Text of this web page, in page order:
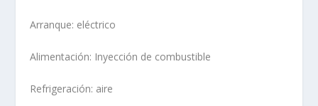
Arranque: eléctrico
Alimentación: Inyección de combustible
Refrigeración: aire